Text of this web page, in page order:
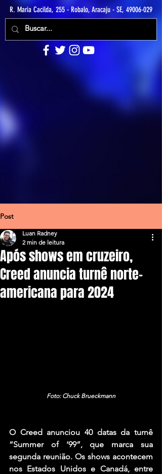
R. Maria Cacilda, 255 - Robalo, Aracaju - SE, 49006-029
Post
Após shows em cruzeiro,
Creed anuncia turnê norte-
americana para 2024
Luan Radney
2 min de leitura
Foto: Chuck Brueckmann
O Creed anunciou 40 datas da turnê
“Summer of ‘99”, que marca sua
segunda reunião. Os shows acontecem
nos Estados Unidos e Canadá, entre